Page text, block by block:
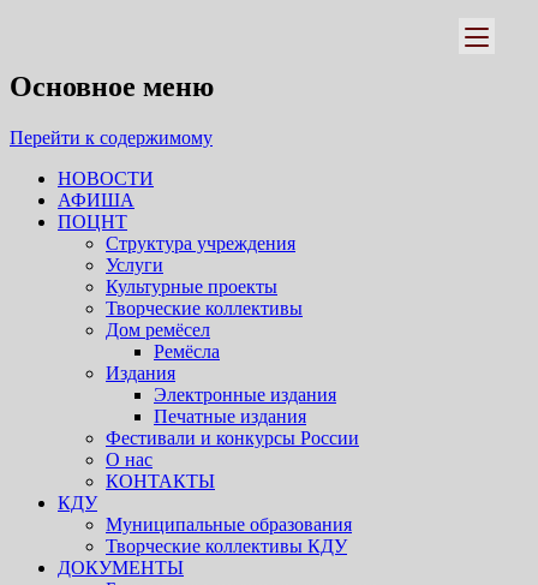
Псковский областной центр
народного творчества
Основное меню
Перейти к содержимому
НОВОСТИ
АФИША
ПОЦНТ
Структура учреждения
Услуги
Культурные проекты
Творческие коллективы
Дом ремёсел
Ремёсла
Издания
Электронные издания
Печатные издания
Фестивали и конкурсы России
О нас
КОНТАКТЫ
КДУ
Муниципальные образования
Творческие коллективы КДУ
ДОКУМЕНТЫ